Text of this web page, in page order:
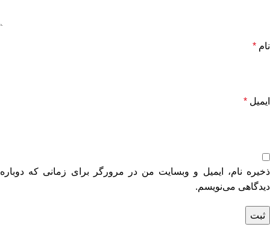
نام *
ایمیل *
ذخیره نام، ایمیل و وبسایت من در مرورگر برای زمانی که دوباره
دیدگاهی می‌نویسم.